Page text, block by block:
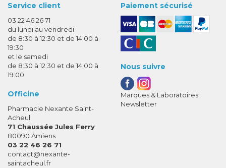
Service client
03 22 46 26 71
du lundi au vendredi
de 8:30 à 12:30 et de 14:00 à
19:30
et le samedi
de 8:30 à 12:30 et de 14:00 à
19:00
Officine
Pharmacie Nexante Saint-
Acheul
71 Chaussée Jules Ferry
80090 Amiens
03 22 46 26 71
contact-
@-
nexante-
saintacheul.fr
Paiement sécurisé
Nous suivre
Marques & Laboratoires
Newsletter